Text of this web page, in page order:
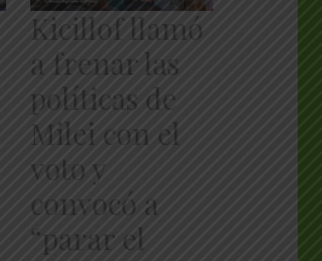
Kicillof llamó
a frenar las
políticas de
Milei con el
voto y
convocó a
“parar el